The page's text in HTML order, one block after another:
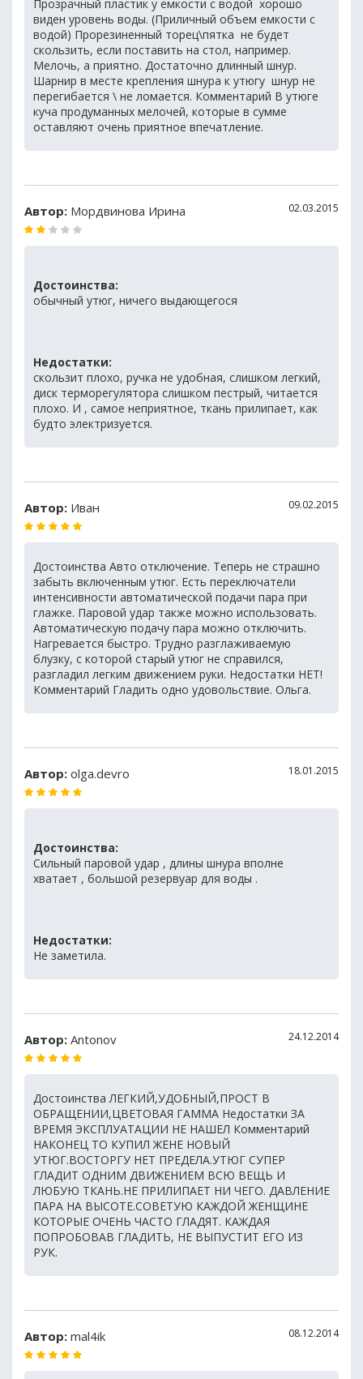
Прозрачный пластик у емкости с водой  хорошо
виден уровень воды. (Приличный объем емкости с
водой) Прорезиненный торец\пятка  не будет
скользить, если поставить на стол, например.
Мелочь, а приятно. Достаточно длинный шнур.
Шарнир в месте крепления шнура к утюгу  шнур не
перегибается \ не ломается. Комментарий В утюге
куча продуманных мелочей, которые в сумме
оставляют очень приятное впечатление.
Автор: Мордвинова Ирина 02.03.2015
Достоинства:
обычный утюг, ничего выдающегося
Недостатки:
скользит плохо, ручка не удобная, слишком легкий,
диск терморегулятора слишком пестрый, читается
плохо. И , самое неприятное, ткань прилипает, как
будто электризуется.
Автор: Иван 09.02.2015
Достоинства Авто отключение. Теперь не страшно
забыть включенным утюг. Есть переключатели
интенсивности автоматической подачи пара при
глажке. Паровой удар также можно использовать.
Автоматическую подачу пара можно отключить.
Нагревается быстро. Трудно разглаживаемую
блузку, с которой старый утюг не справился,
разгладил легким движением руки. Недостатки НЕТ!
Комментарий Гладить одно удовольствие. Ольга.
Автор: olga.devro 18.01.2015
Достоинства:
Сильный паровой удар , длины шнура вполне
хватает , большой резервуар для воды .
Недостатки:
Не заметила.
Автор: Antonov 24.12.2014
Достоинства ЛЕГКИЙ,УДОБНЫЙ,ПРОСТ В
ОБРАЩЕНИИ,ЦВЕТОВАЯ ГАММА Недостатки ЗА
ВРЕМЯ ЭКСПЛУАТАЦИИ НЕ НАШЕЛ Комментарий
НАКОНЕЦ ТО КУПИЛ ЖЕНЕ НОВЫЙ
УТЮГ.ВОСТОРГУ НЕТ ПРЕДЕЛА.УТЮГ СУПЕР
ГЛАДИТ ОДНИМ ДВИЖЕНИЕМ ВСЮ ВЕЩЬ И
ЛЮБУЮ ТКАНЬ.НЕ ПРИЛИПАЕТ НИ ЧЕГО. ДАВЛЕНИЕ
ПАРА НА ВЫСОТЕ.СОВЕТУЮ КАЖДОЙ ЖЕНЩИНЕ
КОТОРЫЕ ОЧЕНЬ ЧАСТО ГЛАДЯТ. КАЖДАЯ
ПОПРОБОВАВ ГЛАДИТЬ, НЕ ВЫПУСТИТ ЕГО ИЗ
РУК.
Автор: mal4ik 08.12.2014